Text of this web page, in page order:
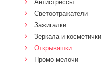
Антистрессы
Светоотражатели
Зажигалки
Зеркала и косметички
Открывашки
Промо-мелочи